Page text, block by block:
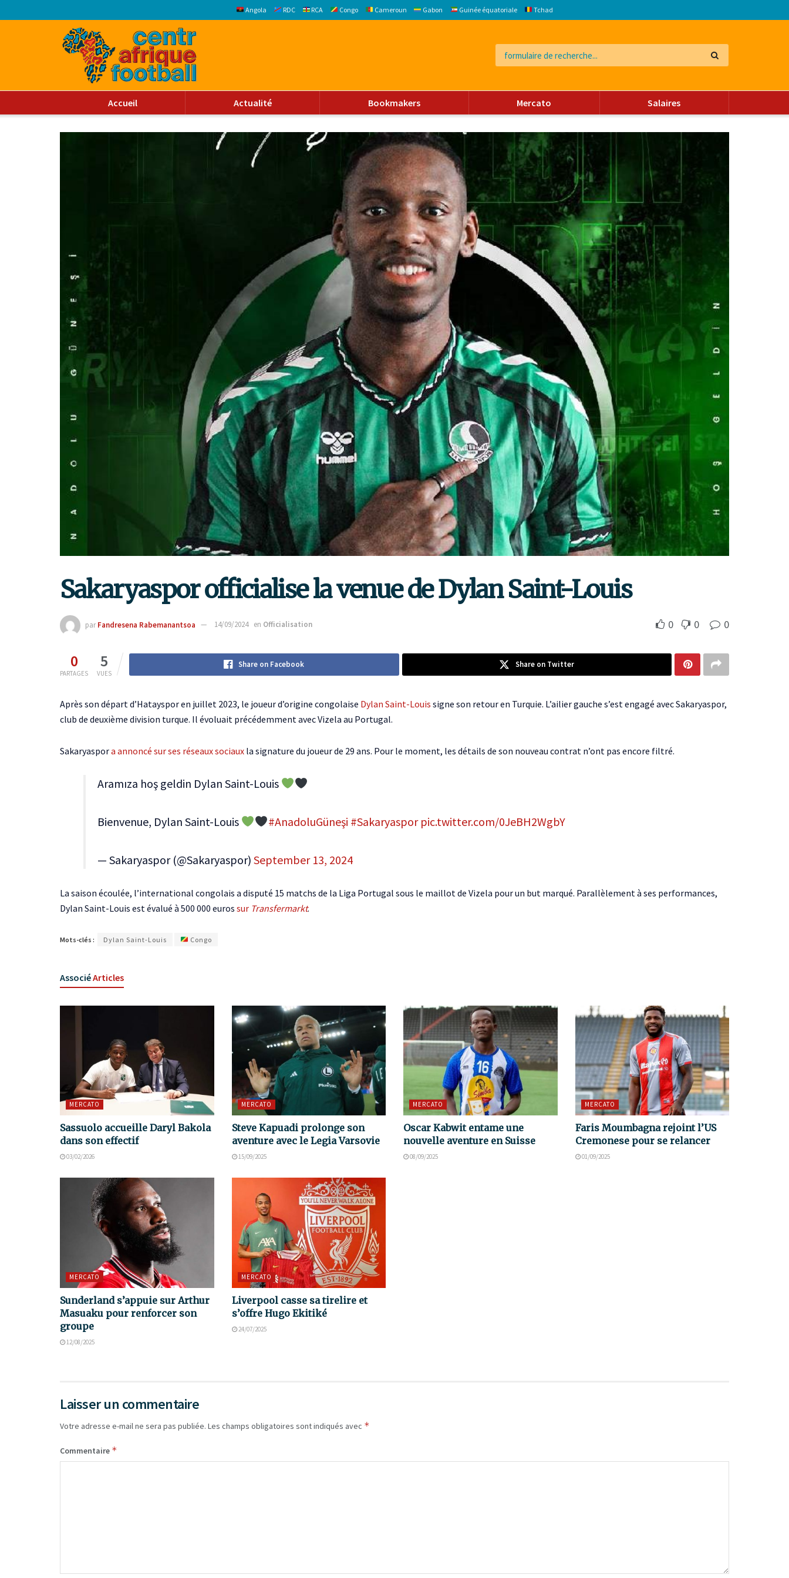
Angola RDC RCA Congo Cameroun Gabon Guinée équatoriale Tchad
Accueil Actualité Bookmakers Mercato Salaires
Sakaryaspor officialise la venue de Dylan Saint-Louis
par Fandresena Rabemanantsoa 14/09/2024 en Officialisation 0 0 0
0
PARTAGES
5
VUES
Share on Facebook Share on Twitter
Après son départ d’Hatayspor en juillet 2023, le joueur d’origine congolaise Dylan Saint-Louis signe son retour en Turquie. L’ailier gauche s’est engagé avec Sakaryaspor,
club de deuxième division turque. Il évoluait précédemment avec Vizela au Portugal.
Sakaryaspora annoncé sur ses réseaux sociaux la signature du joueur de 29 ans. Pour le moment, les détails de son nouveau contrat n’ont pas encore filtré.
Aramıza hoş geldin Dylan Saint-Louis
Bienvenue, Dylan Saint-Louis #AnadoluGüneşi #Sakaryaspor pic.twitter.com/0JeBH2WgbY
— Sakaryaspor (@Sakaryaspor) September 13, 2024
La saison écoulée, l’international congolais a disputé 15 matchs de la Liga Portugal sous le maillot de Vizela pour un but marqué. Parallèlement à ses performances,
Dylan Saint-Louis est évalué à 500 000 euros sur Transfermarkt.
Mots-clés : Dylan Saint-Louis Congo
AssociéArticles
MERCATO
Sassuolo accueille Daryl Bakola
dans son effectif
03/02/2026
MERCATO
Steve Kapuadi prolonge son
aventure avec le Legia Varsovie
15/09/2025
MERCATO
Oscar Kabwit entame une
nouvelle aventure en Suisse
08/09/2025
MERCATO
Faris Moumbagna rejoint l’US
Cremonese pour se relancer
01/09/2025
MERCATO
Sunderland s’appuie sur Arthur
Masuaku pour renforcer son
groupe
12/08/2025
MERCATO
Liverpool casse sa tirelire et
s’offre Hugo Ekitiké
24/07/2025
Laisser un commentaire
Votre adresse e-mail ne sera pas publiée. Les champs obligatoires sont indiqués avec *
Commentaire *